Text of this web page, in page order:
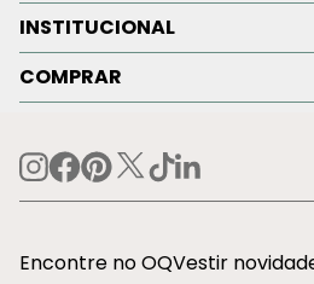
INSTITUCIONAL
COMPRAR
Encontre no OQVestir